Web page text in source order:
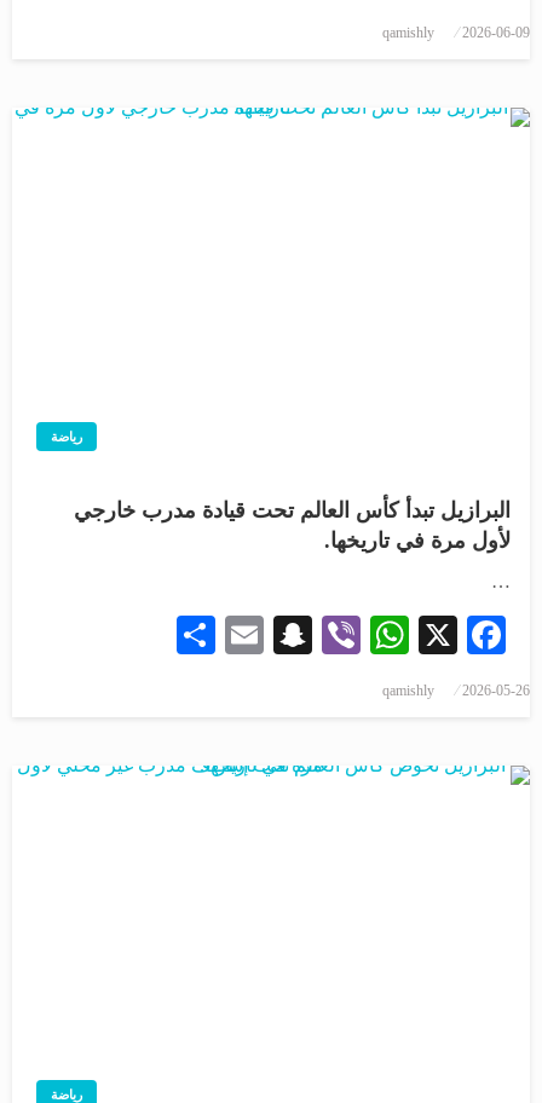
2026-06-09
qamishly
رياضة
البرازيل تبدأ كأس العالم تحت قيادة مدرب خارجي
لأول مرة في تاريخها.
…
Facebook
X
WhatsApp
Viber
Snapchat
Email
2026-05-26
qamishly
رياضة